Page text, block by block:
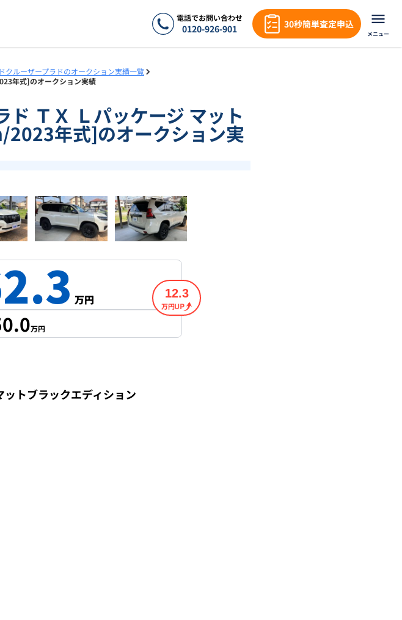
電話でお問い合わせ
0120-926-901 30秒簡単査定申込
メニュー
クルーザープラドのオークション実績一覧
年式]のオークション実績
ＴＸ Ｌパッケージ マット
年式]のオークション実
1/18
万円 12.3
万円
万円
ットブラックエディション